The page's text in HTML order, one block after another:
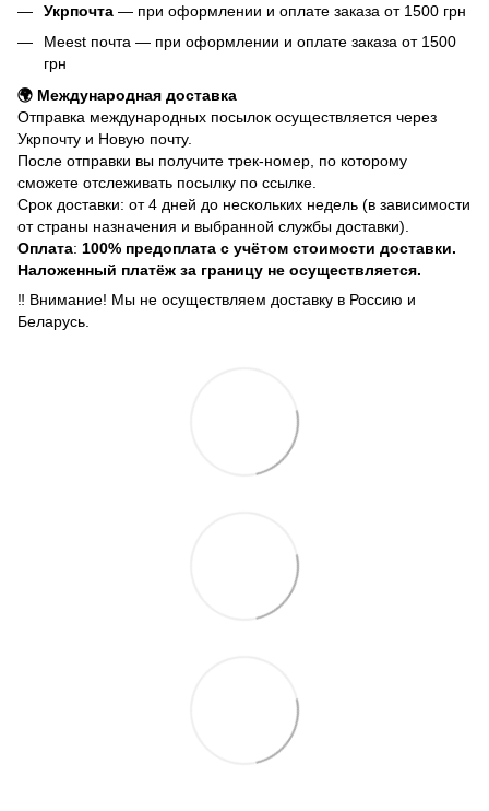
Укрпочта — при оформлении и оплате заказа от 1500 грн
Meest почта — при оформлении и оплате заказа от 1500
грн
🌍 Международная доставка
Отправка международных посылок осуществляется через
Укрпочту и Новую почту.
После отправки вы получите трек-номер, по которому
сможете отслеживать посылку по ссылке.
Срок доставки: от 4 дней до нескольких недель (в зависимости
от страны назначения и выбранной службы доставки).
Оплата: 100% предоплата с учётом стоимости доставки.
Наложенный платёж за границу не осуществляется.
‼️ Внимание! Мы не осуществляем доставку в Россию и
Беларусь.